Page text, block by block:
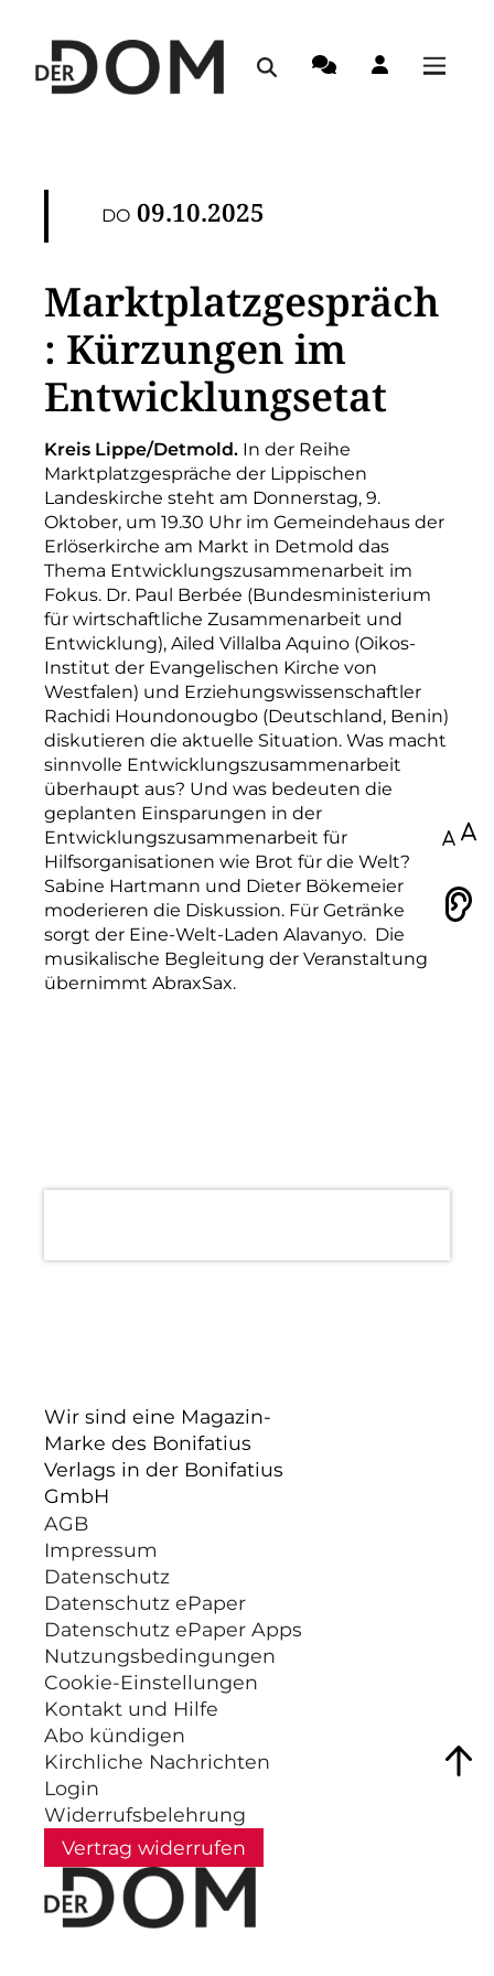
DO 09.10.2025
Marktplatzgespräch
: Kürzungen im
Entwicklungsetat
Kreis Lippe/Detmold. In der Reihe
Marktplatzgespräche der Lippischen
Landeskirche steht am Donnerstag, 9.
Oktober, um 19.30 Uhr im Gemeindehaus der
Erlöserkirche am Markt in Detmold das
Thema Entwicklungszusammenarbeit im
Fokus. Dr. Paul Berbée (Bundesministerium
für wirtschaftliche Zusammenarbeit und
Entwicklung), Ailed Villalba Aquino (Oikos-
Institut der Evangelischen Kirche von
Westfalen) und Erziehungswissenschaftler
Rachidi Houndonougbo (Deutschland, Benin)
diskutieren die aktuelle Situation. Was macht
sinnvolle Entwicklungszusammenarbeit
überhaupt aus? Und was bedeuten die
geplanten Einsparungen in der
Entwicklungszusammenarbeit für
Hilfsorganisationen wie Brot für die Welt?
Sabine Hartmann und Dieter Bökemeier
moderieren die Diskussion. Für Getränke
sorgt der Eine-Welt-Laden Alavanyo. Die
musikalische Begleitung der Veranstaltung
übernimmt AbraxSax.
Wir sind eine Magazin-
Marke des Bonifatius
Verlags in der Bonifatius
GmbH
AGB
Impressum
Datenschutz
Datenschutz ePaper
Datenschutz ePaper Apps
Nutzungsbedingungen
Cookie-Einstellungen
Kontakt und Hilfe
Abo kündigen
Kirchliche Nachrichten
Login
Widerrufsbelehrung
Vertrag widerrufen
100
Vorlesen